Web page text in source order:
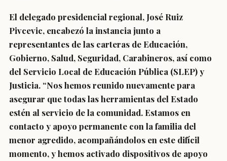
El delegado presidencial regional, José Ruiz
Pivcevic, encabezó la instancia junto a
representantes de las carteras de Educación,
Gobierno, Salud, Seguridad, Carabineros, así como
del Servicio Local de Educación Pública (SLEP) y
Justicia. “Nos hemos reunido nuevamente para
asegurar que todas las herramientas del Estado
estén al servicio de la comunidad. Estamos en
contacto y apoyo permanente con la familia del
menor agredido, acompañándolos en este difícil
momento, y hemos activado dispositivos de apoyo